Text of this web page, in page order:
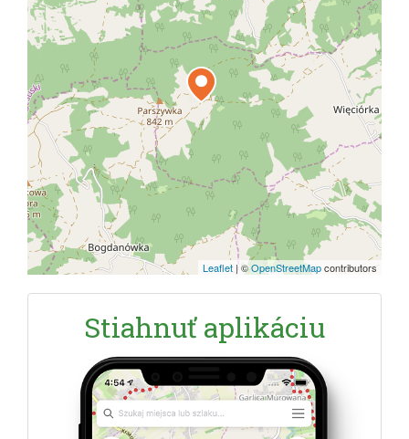
Leaflet |©OpenStreetMapcontributors
Stiahnuť aplikáciu